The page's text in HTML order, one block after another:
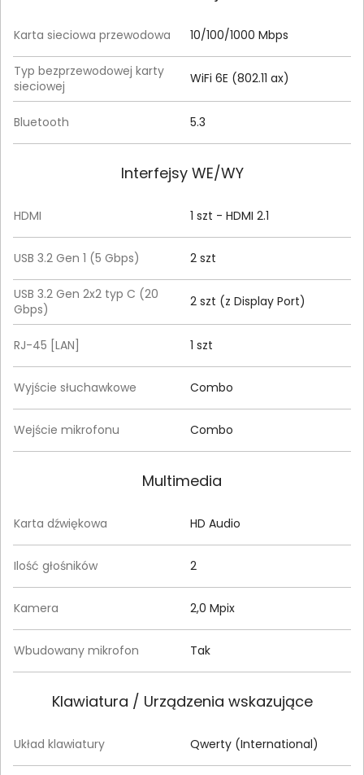
Karta sieciowa przewodowa 10/100/1000 Mbps
Typ bezprzewodowej karty
sieciowej
WiFi 6E (802.11 ax)
Bluetooth 5.3
Interfejsy WE/WY
HDMI 1 szt - HDMI 2.1
USB 3.2 Gen 1 (5 Gbps) 2 szt
USB 3.2 Gen 2x2 typ C (20
Gbps)
2 szt (z Display Port)
RJ-45 [LAN] 1 szt
Wyjście słuchawkowe Combo
Wejście mikrofonu Combo
Multimedia
Karta dźwiękowa HD Audio
Ilość głośników 2
Kamera 2,0 Mpix
Wbudowany mikrofon Tak
Klawiatura / Urządzenia wskazujące
Układ klawiatury Qwerty (International)